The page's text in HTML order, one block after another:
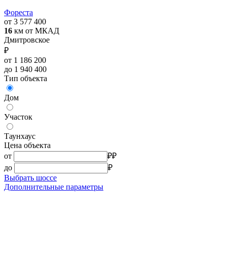
Фореста
от 3 577 400
16 км от МКАД
Дмитровское
₽
от 1 186 200
до 1 940 400
Тип объекта
Дом
Участок
Таунхаус
Цена объекта
от
₽₽
до
₽
Выбрать шоссе
Дополнительные параметры